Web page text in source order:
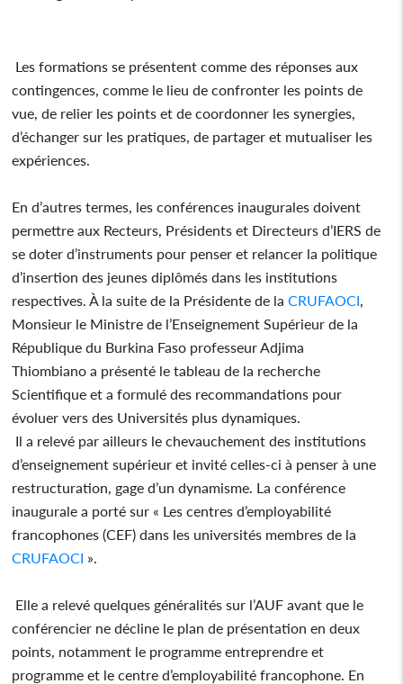
Les formations se présentent comme des réponses aux
contingences, comme le lieu de confronter les points de
vue, de relier les points et de coordonner les synergies,
d’échanger sur les pratiques, de partager et mutualiser les
expériences.
En d’autres termes, les conférences inaugurales doivent
permettre aux Recteurs, Présidents et Directeurs d’IERS de
se doter d’instruments pour penser et relancer la politique
d’insertion des jeunes diplômés dans les institutions
respectives. À la suite de la Présidente de laCRUFAOCI
Monsieur le Ministre de l’Enseignement Supérieur de la
République du Burkina Faso professeur Adjima
Thiombiano a présenté le tableau de la recherche
Scientifique et a formulé des recommandations pour
évoluer vers des Universités plus dynamiques.
Il a relevé par ailleurs le chevauchement des institutions
d’enseignement supérieur et invité celles-ci à penser à une
restructuration, gage d’un dynamisme. La conférence
inaugurale a porté sur « Les centres d’employabilité
francophones (CEF) dans les universités membres de la
CRUFAOCI ».
Elle a relevé quelques généralités sur l’AUF avant que le
conférencier ne décline le plan de présentation en deux
points, notamment le programme entreprendre et
programme et le centre d’employabilité francophone. En